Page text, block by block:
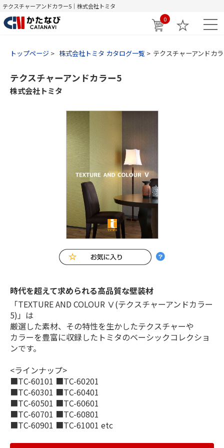
テクスチャーアンドカラー5｜株式会社トミタ
0
トップページ 株式会社トミタ カタログ一覧 テクスチャーアンドカ
テクスチャーアンドカラー5
株式会社トミタ
時代を超えて求められる高品質な壁装材
「TEXTURE AND COLOUR Ⅴ(テクスチャーアンドカラー
5)」は
厳選した素材、その特性を生かしたテクスチャーや
カラーを豊富に収録したトミタのベーシックコレクショ
ンです。
<ラインナップ>
■TC-60101 ■TC-60201
■TC-60301 ■TC-60401
■TC-60501 ■TC-60601
■TC-60701 ■TC-60801
■TC-60901 ■TC-61001 etc